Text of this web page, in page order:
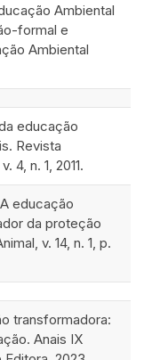
Ambiental
formal e
Ambiental
educação
Revista
4, n. 1, 2011.
educação
da proteção
v. 14, n. 1, p.
transformadora:
Anais IX